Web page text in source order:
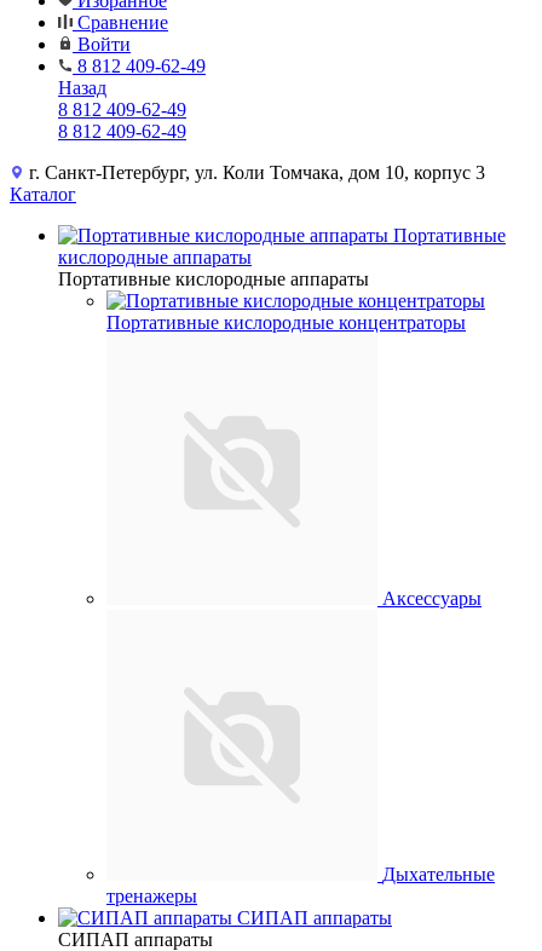
Сравнение
Войти
8 812 409-62-49
Назад
8 812 409-62-49
8 812 409-62-49
г. Санкт-Петербург, ул. Коли Томчака, дом 10, корпус 3
Каталог
Портативные
кислородные аппараты
Портативные кислородные аппараты
Портативные кислородные концентраторы
Аксессуары
Дыхательные
тренажеры
СИПАП аппараты
СИПАП аппараты